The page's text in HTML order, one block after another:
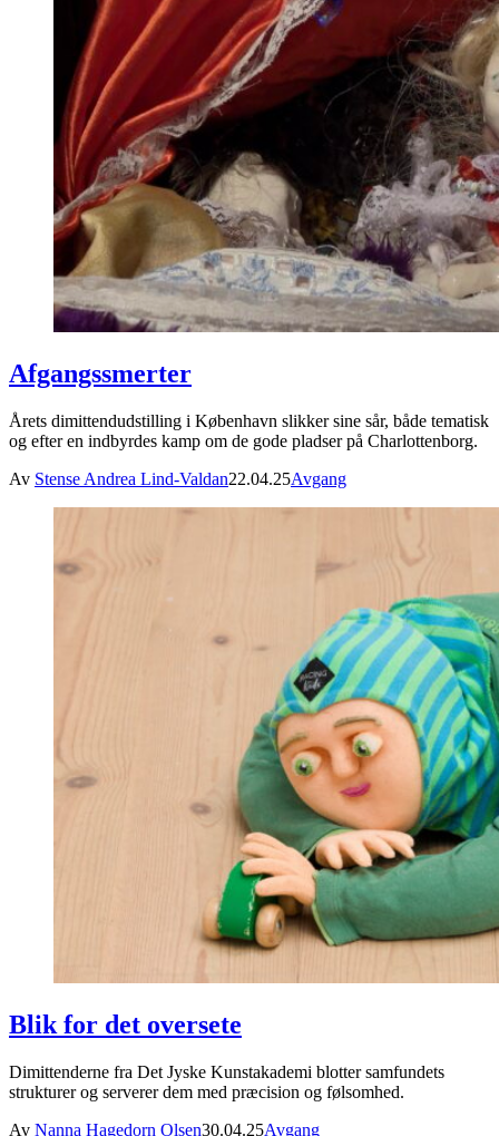
Afgangssmerter
Årets dimittendudstilling i København slikker sine sår, både tematisk
og efter en indbyrdes kamp om de gode pladser på Charlottenborg.
Av Stense Andrea Lind-Valdan22.04.25Avgang
Blik for det oversete
Dimittenderne fra Det Jyske Kunstakademi blotter samfundets
strukturer og serverer dem med præcision og følsomhed.
Av Nanna Hagedorn Olsen30.04.25Avgang